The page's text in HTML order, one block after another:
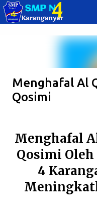
Menghafal Al
Qosimi
Menghafal
Qosimi Oleh
4